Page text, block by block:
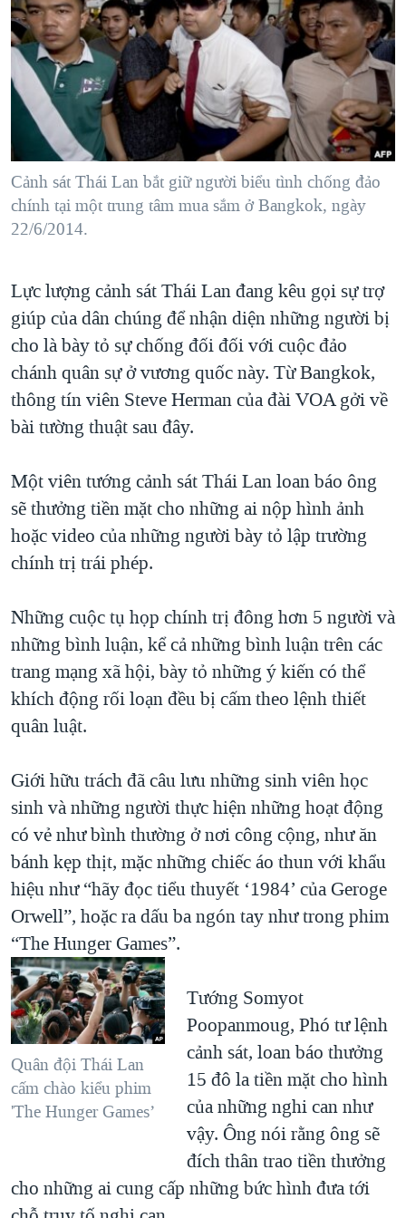
"Tìm"NGƯỜI VIỆT HẢI NGOẠI
ĐỜI SỐNG
KINH TẾ
KHOA HỌC
SỨC KHOẺ
VĂN HOÁ
THỂ THAO
TẠI
HÀNH TRÌNH BẦU CỬ 2024
MỘT NĂM CHIẾN TRANH TẠI DẢI GAZA
GIẢI MÃ VÀNH ĐAI & CON ĐƯỜNG
NGÀY TỊ NẠN THẾ GIỚI
GROUND ZERO – XƯA VÀ NAY
CHI PHÍ CHIẾN TRANH AFGHANISTAN
THƯỢNG ĐỈNH TRUMP-KIM TẠI VIỆT NAM
TRỊNH VĨNH BÌNH VS. CHÍNH PHỦ VIỆT NAM
NGƯ DÂN VIỆT VÀ LÀN SÓNG TRỘM HẢI SÂM
BÊN KIA QUỐC LỘ: TIẾNG VỌNG TỪ NÔNG THÔN MỸ
QUAN HỆ VIỆT MỸ
VIDEO
NGHE
MẠNG XÃ HỘI
Ngôn ngữ khác
Cảnh sát Thái Lan bắt giữ người biểu tình chống đảo
chính tại một trung tâm mua sắm ở Bangkok, ngày
22/6/2014.
Lực lượng cảnh sát Thái Lan đang kêu gọi sự trợ
giúp của dân chúng để nhận diện những người bị
cho là bày tỏ sự chống đối đối với cuộc đảo
chánh quân sự ở vương quốc này. Từ Bangkok,
thông tín viên Steve Herman của đài VOA gởi về
bài tường thuật sau đây.
Một viên tướng cảnh sát Thái Lan loan báo ông
sẽ thưởng tiền mặt cho những ai nộp hình ảnh
hoặc video của những người bày tỏ lập trường
chính trị trái phép.
Những cuộc tụ họp chính trị đông hơn 5 người và
những bình luận, kể cả những bình luận trên các
trang mạng xã hội, bày tỏ những ý kiến có thể
khích động rối loạn đều bị cấm theo lệnh thiết
quân luật.
Giới hữu trách đã câu lưu những sinh viên học
sinh và những người thực hiện những hoạt động
có vẻ như bình thường ở nơi công cộng, như ăn
bánh kẹp thịt, mặc những chiếc áo thun với khẩu
hiệu như “hãy đọc tiểu thuyết ‘1984’ của Geroge
Orwell”, hoặc ra dấu ba ngón tay như trong phim
“The Hunger Games”.
Quân đội Thái Lan
cấm chào kiểu phim
'The Hunger Games’
Tướng Somyot
Poopanmoug, Phó tư lệnh
cảnh sát, loan báo thưởng
15 đô la tiền mặt cho hình
của những nghi can như
vậy. Ông nói rằng ông sẽ
đích thân trao tiền thưởng
cho những ai cung cấp những bức hình đưa tới